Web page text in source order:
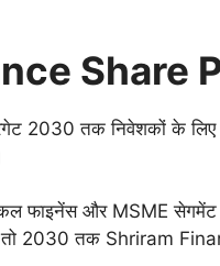
Share
2030 तक निवेशकों के लिए
फाइनेंस और MSME सेगमेंट
तो 2030 तक Shriram